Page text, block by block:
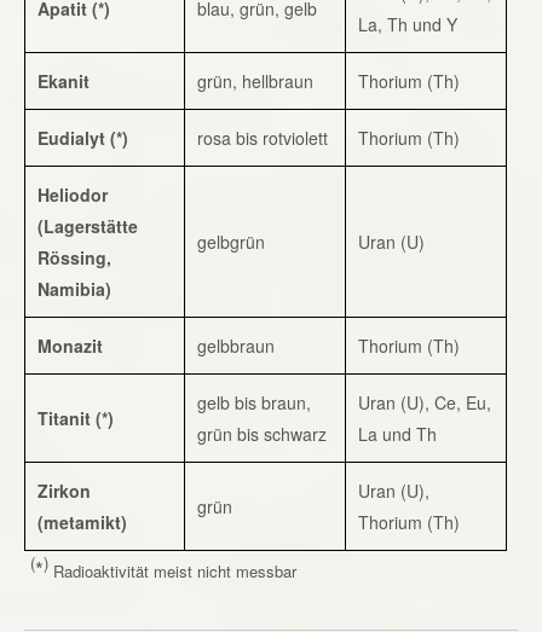
Apatit (*) blau, grün, gelb
La, Th und Y
Ekanit grün, hellbraun Thorium (Th)
Eudialyt (*) rosa bis rotviolett Thorium (Th)
Heliodor
(Lagerstätte
Rössing,
Namibia)
gelbgrün Uran (U)
Monazit gelbbraun Thorium (Th)
Titanit (*)
gelb bis braun,
grün bis schwarz
Uran (U), Ce, Eu,
La und Th
Zirkon
(metamikt)
grün
Uran (U),
Thorium (Th)
(*) Radioaktivität meist nicht messbar